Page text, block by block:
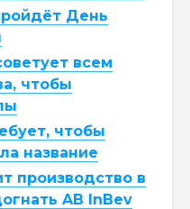
День
всем
чтобы
чтобы
название
производство в
AB InBev